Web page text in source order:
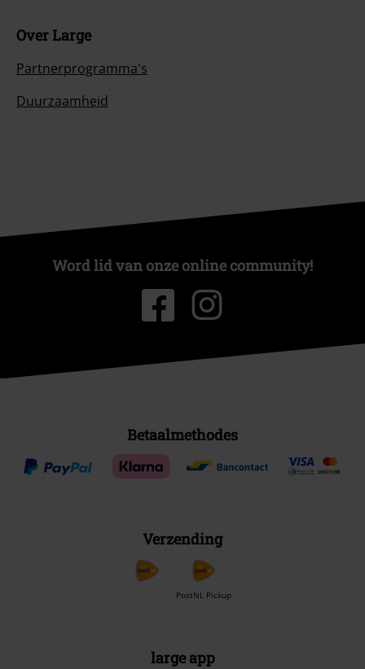
Over Large
Partnerprogramma's
Duurzaamheid
Word lid van onze online community!
Betaalmethodes
Verzending
PostNL Pickup
large app